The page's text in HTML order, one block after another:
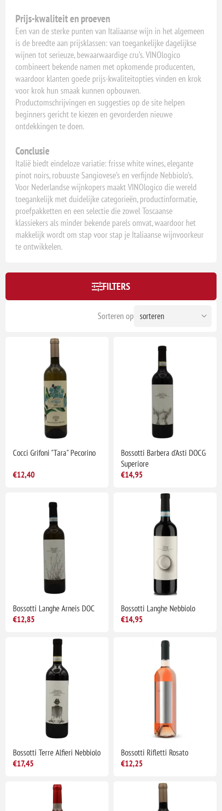
Prijs-kwaliteit en proeven
Een van de sterke punten van Italiaanse wijn in het algemeen
is de breedte aan prijsklassen: van toegankelijke dagelijkse
wijnen tot serieuze, bewaarwaardige cru’s. VINOlogico
combineert bekende namen met opkomende producenten,
waardoor klanten goede prijs-kwaliteitopties vinden en krok
voor krok hun smaak kunnen opbouwen.
Productomschrijvingen en suggesties op de site helpen
beginners gericht te kiezen en gevorderden nieuwe
ontdekkingen te doen.
Conclusie
Italië biedt eindeloze variatie: frisse white wines, elegante
pinot noirs, robuuste Sangiovese’s en verfijnde Nebbiolo’s.
Voor Nederlandse wijnkopers maakt VINOlogico die wereld
toegankelijk met duidelijke categorieën, productinformatie,
proefpakketten en een selectie die zowel Toscaanse
klassiekers als minder bekende parels omvat, waardoor het
makkelijk wordt om stap voor stap je Italiaanse wijnvoorkeur
te ontwikkelen.
FILTERS
Sorteren op
Cocci Grifoni "Tara" Pecorino
€12,40
Bossotti Barbera d'Asti DOCG
Superiore
€14,95
Bossotti Langhe Arneis DOC
€12,85
Bossotti Langhe Nebbiolo
€14,95
Bossotti Terre Alfieri Nebbiolo
€17,45
Bossotti Rifletti Rosato
€12,25